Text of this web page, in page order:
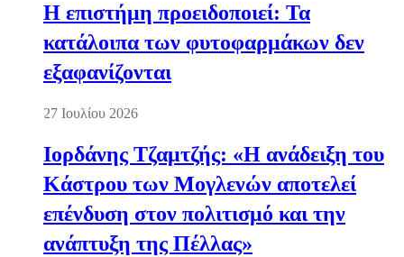
Η επιστήμη προειδοποιεί: Τα
κατάλοιπα των φυτοφαρμάκων δεν
εξαφανίζονται
27 Ιουλίου 2026
Ιορδάνης Τζαμτζής: «Η ανάδειξη του
Κάστρου των Μογλενών αποτελεί
επένδυση στον πολιτισμό και την
ανάπτυξη της Πέλλας»